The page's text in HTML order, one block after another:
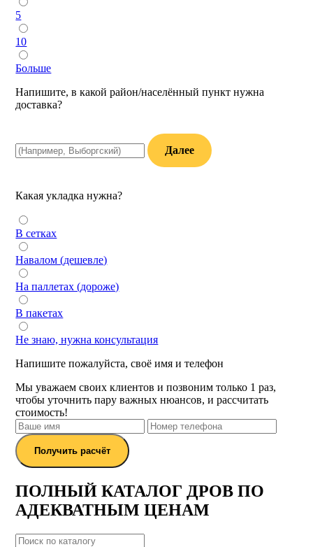
5
10
Больше
Напишите, в какой район/населённый пункт нужна
доставка?
Далее
Какая укладка нужна?
В сетках
Навалом (дешевле)
На паллетах (дороже)
В пакетах
Не знаю, нужна консультация
Напишите пожалуйста, своё имя и телефон
Мы уважаем своих клиентов и позвоним только 1 раз,
чтобы уточнить пару важных нюансов, и рассчитать
стоимость!
Получить расчёт
ПОЛНЫЙ КАТАЛОГ ДРОВ ПО
АДЕКВАТНЫМ ЦЕНАМ